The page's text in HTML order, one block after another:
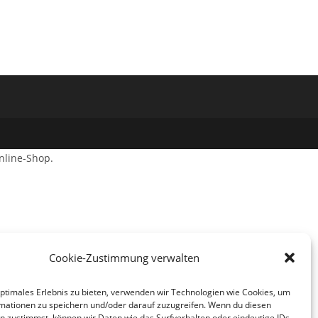
Cookie-Zustimmung verwalten
Erlebnis zu bieten, verwenden wir Technologien wie Cookies, um
zu speichern und/oder darauf zuzugreifen. Wenn du diesen
Shop.